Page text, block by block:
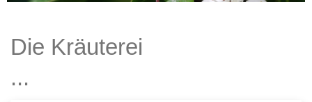
Die Kräuterei
...